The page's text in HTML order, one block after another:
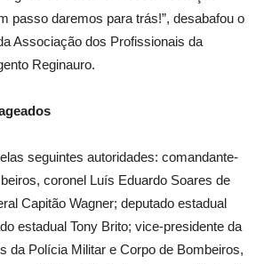
passo daremos para trás!”, desabafou o
Associação dos Profissionais da
Reginauro.
seguintes autoridades: comandante-
coronel Luís Eduardo Soares de
Capitão Wagner; deputado estadual
estadual Tony Brito; vice-presidente da
da Polícia Militar e Corpo de Bombeiros,